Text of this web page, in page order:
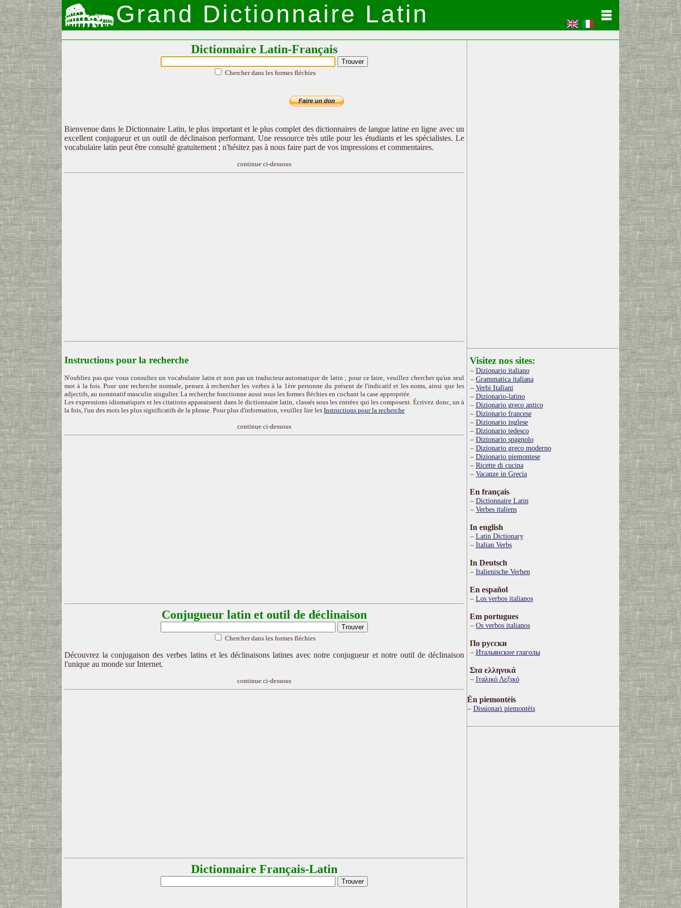
Grand Dictionnaire Latin
Dictionnaire Latin-Français
Chercher dans les formes fléchies
Bienvenue dans le Dictionnaire Latin, le plus important et le plus complet des dictionnaires de langue latine en ligne avec un
excellent conjugueur et un outil de déclinaison performant. Une ressource très utile pour les étudiants et les spécialistes. Le
vocabulaire latin peut être consulté gratuitement ; n'hésitez pas à nous faire part de vos impressions et commentaires.
continue ci-dessous
Instructions pour la recherche
N'oubliez pas que vous consultez un vocabulaire latin et non pas un traducteur automatique de latin ; pour ce faire, veuillez chercher qu'un seul
mot à la fois. Pour une recherche normale, pensez à rechercher les verbes à la 1ère personne du présent de l'indicatif et les noms, ainsi que les
adjectifs, au nominatif masculin singulier. La recherche fonctionne aussi sous les formes fléchies en cochant la case appropriée.
Les expressions idiomatiques et les citations apparaissent dans le dictionnaire latin, classés sous les entrées qui les composent. Écrivez donc, un à
la fois, l'un des mots les plus significatifs de la phrase. Pour plus d'information, veuillez lire les Instructions pour la recherche
continue ci-dessous
Conjugueur latin et outil de déclinaison
Chercher dans les formes fléchies
Découvrez la conjugaison des verbes latins et les déclinaisons latines avec notre conjugueur et notre outil de déclinaison
l'unique au monde sur Internet.
continue ci-dessous
Dictionnaire Français-Latin
Visitez nos sites:
Dizionario italiano
Grammatica italiana
Verbi Italiani
Dizionario-latino
Dizionario greco antico
Dizionario francese
Dizionario inglese
Dizionario tedesco
Dizionario spagnolo
Dizionario greco moderno
Dizionario piemontese
Ricette di cucina
Vacanze in Grecia
En français
Dictionnaire Latin
Verbes italiens
In english
Latin Dictionary
Italian Verbs
In Deutsch
Italienische Verben
En español
Los verbos italianos
Em portugues
Os verbos italianos
По русски
Итальянские глаголы
Στα ελληνικά
Ιταλικό Λεξικό
Ën piemontèis
Dissionari piemontèis